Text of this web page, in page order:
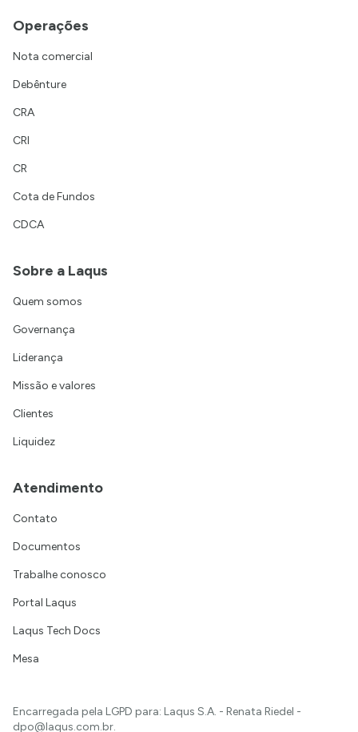
Operações
Nota comercial
Debênture
CRA
CRI
CR
Cota de Fundos
CDCA
Sobre a Laqus
Quem somos
Governança
Liderança
Missão e valores
Clientes
Liquidez
Atendimento
Contato
Documentos
Trabalhe conosco
Portal Laqus
Laqus Tech Docs
Mesa
Encarregada pela LGPD para: Laqus S.A. - Renata Riedel -
dpo@laqus.com.br.